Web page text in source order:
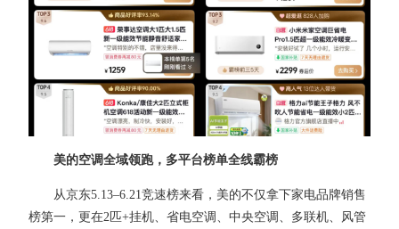
美的空调全域领跑，多平台榜单全线霸榜
从京东5.13–6.21竞速榜来看，美的不仅拿下家电品牌销售
榜第一，更在2匹+挂机、省电空调、中央空调、多联机、风管